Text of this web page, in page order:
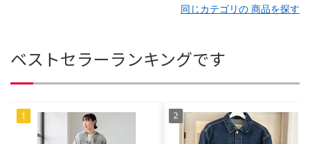
同じカテゴリの 商品を探す
ベストセラーランキングです